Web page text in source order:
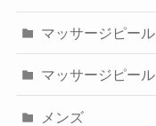
マッサージピール
マッサージピール
メンズ